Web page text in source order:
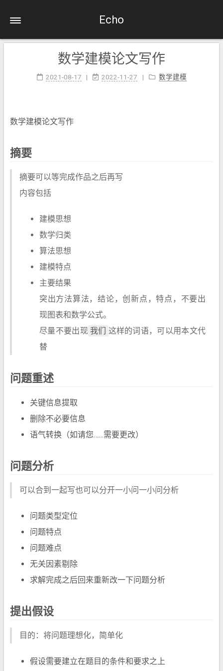
Echo
数学建模论文写作
2021-08-17 2022-11-27 数学建模
数学建模论文写作
摘要
摘要可以等完成作品之后再写
内容包括
建模思想
数学归类
算法思想
建模特点
主要结果
突出方法算法，结论，创新点，特点，不要出
现图表和数学公式。
尽量不要出现 我们 这样的词语，可以用本文代
替
问题重述
关键信息提取
删除不必要信息
语气转换（如请您……需要更改）
问题分析
可以合到一起写也可以分开一小问一小问分析
问题类型定位
问题特点
问题难点
无关因素剔除
求解完成之后回来重新改一下问题分析
提出假设
目的：将问题理想化，简单化
假设需要建立在题目的条件和要求之上